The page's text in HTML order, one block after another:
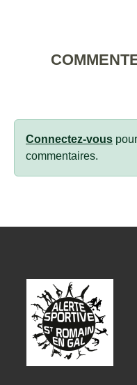
Connectez-vous
commentaires.